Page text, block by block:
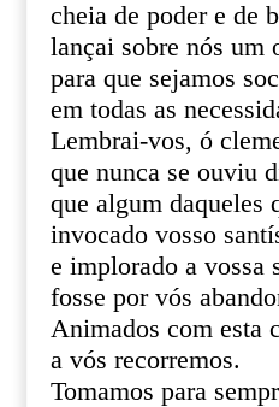
cheia de poder e de
lançai sobre nós um
para que sejamos
em todas as
Lembrai-vos, ó
que nunca se ouviu
que algum daqueles
invocado vosso
e implorado a vossa
fosse por vós
Animados com esta
a vós recorremos.
Tomamos para